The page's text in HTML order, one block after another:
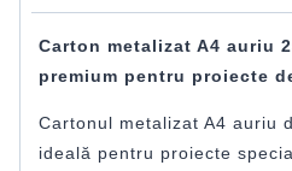
Carton metalizat A4 auriu
premium pentru proiecte
Cartonul metalizat A4 auriu
ideală pentru proiecte